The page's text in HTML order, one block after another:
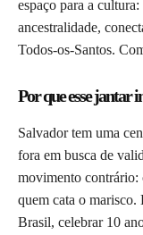
espaço para a
ancestralidade,
Todos-os-Santos.
Por que esse jantar
Salvador tem uma
fora em busca de
movimento contrário:
quem cata o marisco.
Brasil, celebrar 10